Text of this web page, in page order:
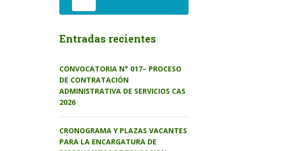
Entradas recientes
CONVOCATORIA N° 017– PROCESO
DE CONTRATACIÓN
ADMINISTRATIVA DE SERVICIOS CAS
2026
CRONOGRAMA Y PLAZAS VACANTES
PARA LA ENCARGATURA DE